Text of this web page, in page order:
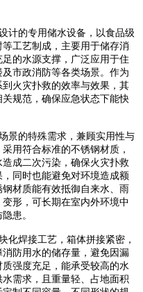
计的专用储水设备，以食品级
工艺制成，主要用于储存消
的水源支撑，广泛应用于住
市政消防等各类场景。作为
火灾扑救的效率与效果，其
规范，确保应急状态下能快
景的特殊需求，兼顾实用性与
用符合标准的不锈钢材质，
成二次污染，确保火灾扑救
同时也能避免对环境造成额
材质能有效抵御自来水、雨
形，可长期在室内外环境中
患。
化焊接工艺，箱体拼接紧密，
防用水的储存量，避免因漏
强度充足，能承受较高的水
需求，且重量轻、占地面积